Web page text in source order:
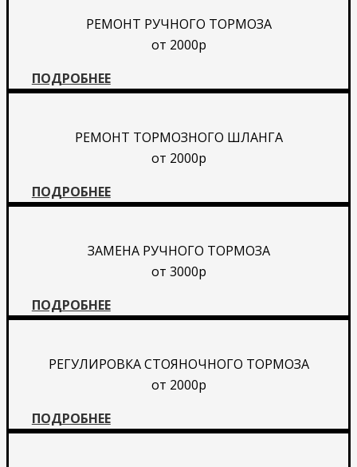
РЕМОНТ РУЧНОГО ТОРМОЗА
от 2000р
ПОДРОБНЕЕ
РЕМОНТ ТОРМОЗНОГО ШЛАНГА
от 2000р
ПОДРОБНЕЕ
ЗАМЕНА РУЧНОГО ТОРМОЗА
от 3000р
ПОДРОБНЕЕ
РЕГУЛИРОВКА СТОЯНОЧНОГО ТОРМОЗА
от 2000р
ПОДРОБНЕЕ